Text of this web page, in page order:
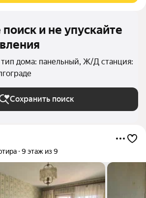
и не упускайте
тип дома: панельный, Ж/Д станция:
Сохранить поиск
9 этаж из 9